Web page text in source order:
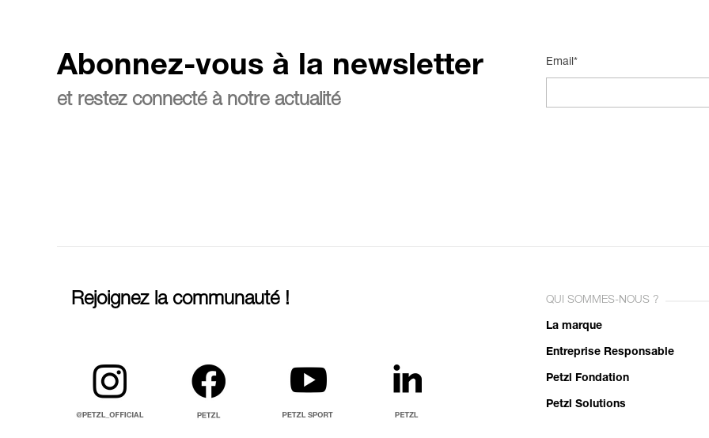
Abonnez-vous à la newsletter
et restez connecté à notre actualité
Email*
Rejoignez la communauté ! QUI SOMMES-NOUS ?
La marque
Entreprise Responsable
Petzl Fondation
Petzl Solutions